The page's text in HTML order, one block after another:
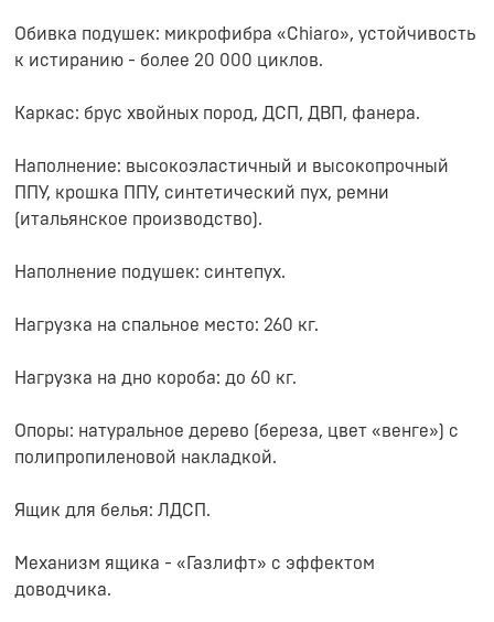
Обивка подушек: микрофибра «Chiaro», устойчивость
к истиранию - более 20 000 циклов.
Каркас: брус хвойных пород, ДСП, ДВП, фанера.
Наполнение: высокоэластичный и высокопрочный
ППУ, крошка ППУ, синтетический пух, ремни
(итальянское производство).
Наполнение подушек: синтепух.
Нагрузка на спальное место: 260 кг.
Нагрузка на дно короба: до 60 кг.
Опоры: натуральное дерево (береза, цвет «венге») с
полипропиленовой накладкой.
Ящик для белья: ЛДСП.
Механизм ящика - «Газлифт» с эффектом
доводчика.